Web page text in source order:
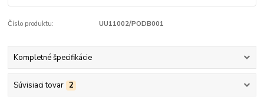
Číslo produktu: UU11002/PODB001
Kompletné špecifikácie
Súvisiaci tovar 2